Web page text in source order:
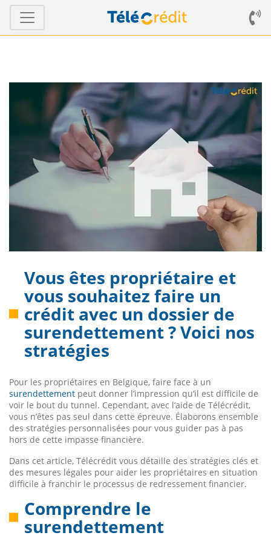
Vous êtes propriétaire et
vous souhaitez faire un
crédit avec un dossier de
surendettement ? Voici nos
stratégies
Pour les propriétaires en Belgique, faire face à un
surendettement peut donner l’impression qu’il est difficile de
voir le bout du tunnel. Cependant, avec l’aide de Télécrédit,
vous n’êtes pas seul dans cette épreuve. Élaborons ensemble
des stratégies personnalisées pour vous guider pas à pas
hors de cette impasse financière.
Dans cet article, Télécrédit vous détaille des stratégies clés et
des mesures légales pour aider les propriétaires en situation
difficile à franchir le processus de redressement financier.
Comprendre le
surendettement